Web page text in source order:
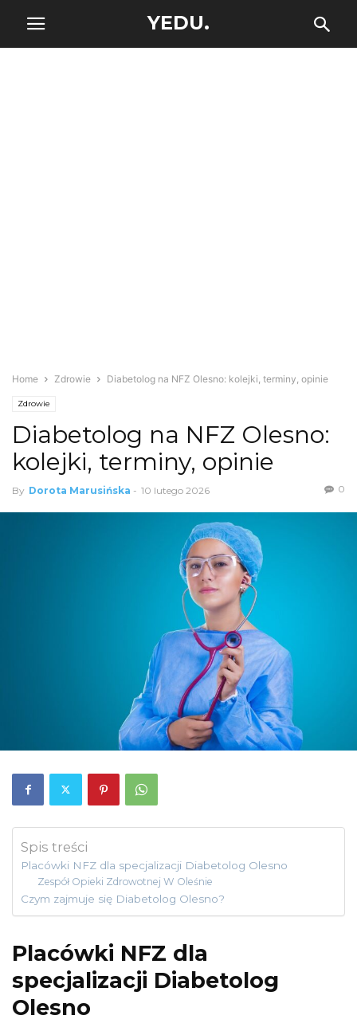
YEDU.
Home Zdrowie Diabetolog na NFZ Olesno: kolejki, terminy, opinie
Zdrowie
Diabetolog na NFZ Olesno:
kolejki, terminy, opinie
By Dorota Marusińska - 10 lutego 2026 0
Spis treści
Placówki NFZ dla specjalizacji Diabetolog Olesno
Zespół Opieki Zdrowotnej W Oleśnie
Czym zajmuje się Diabetolog Olesno?
Placówki NFZ dla
specjalizacji Diabetolog
Olesno